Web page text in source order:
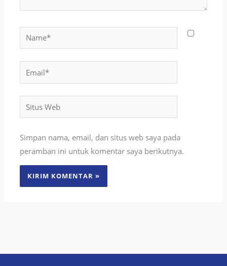
Name*
Email*
Situs
Web
Simpan nama, email, dan situs web saya pada
peramban ini untuk komentar saya berikutnya.